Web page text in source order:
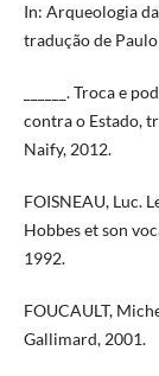
In: Arqueologia
tradução de
______. Troca e
contra o Estado,
Naify, 2012.
FOISNEAU, Luc.
Hobbes et son
1992.
FOUCAULT,
Gallimard, 2001.